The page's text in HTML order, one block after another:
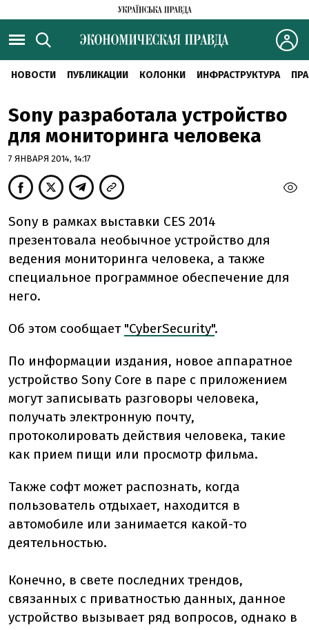
НОВОСТИ ПУБЛИКАЦИИ КОЛОНКИ ИНФРАСТРУКТУРА
Sony разработала устройство
для мониторинга человека
7 ЯНВАРЯ 2014, 14:17
Sony в рамках выставки CES 2014
презентовала необычное устройство для
ведения мониторинга человека, а также
специальное программное обеспечение для
него.
Об этом сообщает "CyberSecurity".
По информации издания, новое аппаратное
устройство Sony Core в паре с приложением
могут записывать разговоры человека,
получать электронную почту,
протоколировать действия человека, такие
как прием пищи или просмотр фильма.
Также софт может распознать, когда
пользователь отдыхает, находится в
автомобиле или занимается какой-то
деятельностью.
Конечно, в свете последних трендов,
связанных с приватностью данных, данное
устройство вызывает ряд вопросов, однако в